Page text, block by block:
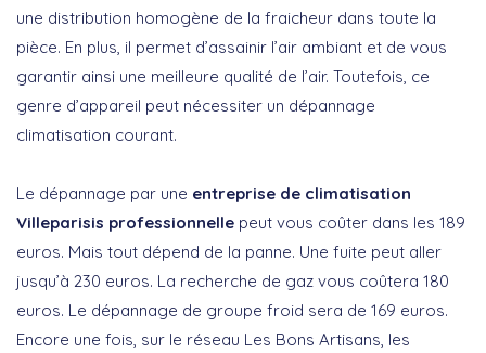
une distribution homogène de la fraicheur dans toute la
pièce. En plus, il permet d’assainir l’air ambiant et de vous
garantir ainsi une meilleure qualité de l’air. Toutefois, ce
genre d’appareil peut nécessiter un dépannage
climatisation courant.
Le dépannage par une entreprise de climatisation
Villeparisis professionnelle peut vous coûter dans les 189
euros. Mais tout dépend de la panne. Une fuite peut aller
jusqu’à 230 euros. La recherche de gaz vous coûtera 180
euros. Le dépannage de groupe froid sera de 169 euros.
Encore une fois, sur le réseau Les Bons Artisans, les